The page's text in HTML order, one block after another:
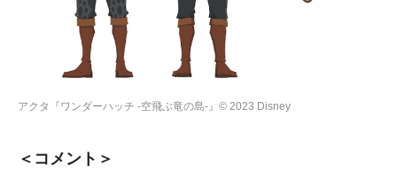
アクタ『ワンダーハッチ -空飛ぶ竜の島-』© 2023 Disney
＜コメント＞